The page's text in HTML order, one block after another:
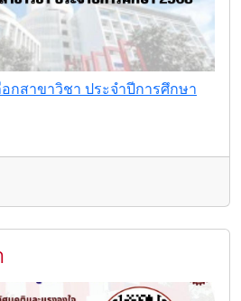
กสาขาวิชา ประจำปีการศึกษา